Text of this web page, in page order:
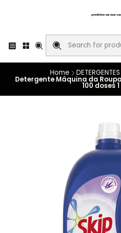
Home
Detergente Máquina da
100 doses 1